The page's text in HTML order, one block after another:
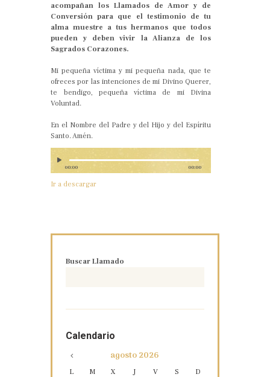
acompañan los Llamados de Amor y de
Conversión para que el testimonio de tu
alma muestre a tus hermanos que todos
pueden y deben vivir la Alianza de los
Sagrados Corazones.
Mi pequeña víctima y mi pequeña nada, que te
ofreces por las intenciones de mi Divino Querer,
te bendigo, pequeña víctima de mi Divina
Voluntad.
En el Nombre del Padre y del Hijo y del Espíritu
Santo. Amén.
00:00 00:00
Ir a descargar
Buscar Llamado
Calendario
agosto2026
L M X J V S
D